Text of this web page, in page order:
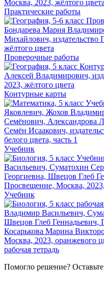
Практические работы
Проверочные работы
Контурные карты
Учебник
Учебник
рабочая тетрадь
Помогло решение? Оставьте